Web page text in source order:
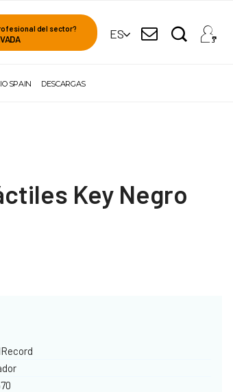
del sector? ES
SPAIN DESCARGAS
Key Negro